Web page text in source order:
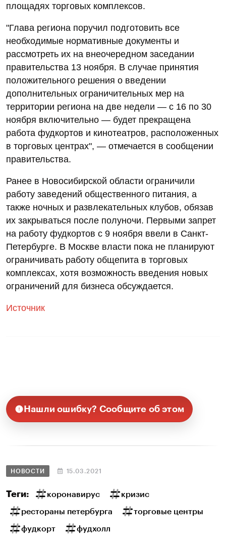
площадях торговых комплексов.
"Глава региона поручил подготовить все
необходимые нормативные документы и
рассмотреть их на внеочередном заседании
правительства 13 ноября. В случае принятия
положительного решения о введении
дополнительных ограничительных мер на
территории региона на две недели — с 16 по 30
ноября включительно — будет прекращена
работа фудкортов и кинотеатров, расположенных
в торговых центрах", — отмечается в сообщении
правительства.
Ранее в Новосибирской области ограничили
работу заведений общественного питания, а
также ночных и развлекательных клубов, обязав
их закрываться после полуночи. Первыми запрет
на работу фудкортов с 9 ноября ввели в Санкт-
Петербурге. В Москве власти пока не планируют
ограничивать работу общепита в торговых
комплексах, хотя возможность введения новых
ограничений для бизнеса обсуждается.
Источник
Нашли ошибку? Сообщите об этом
НОВОСТИ 15.03.2021
Теги: коронавирус кризис
рестораны петербурга торговые центры
фудкорт фудхолл